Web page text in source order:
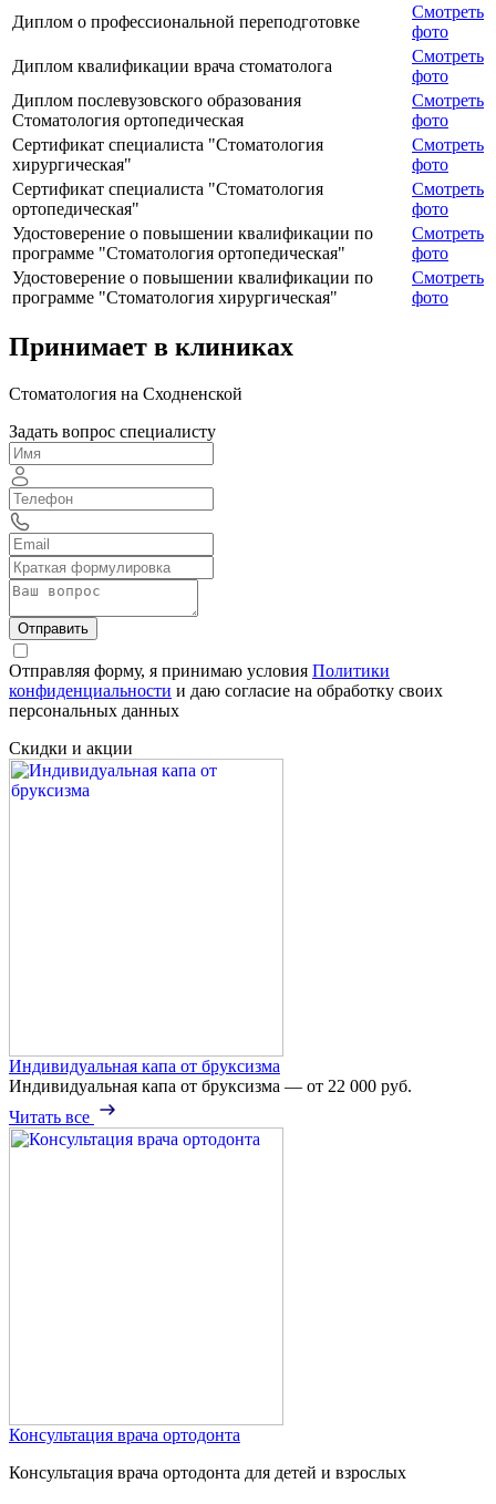
Диплом о профессиональной переподготовке
Смотреть
фото
Диплом квалификации врача стоматолога
Смотреть
фото
Диплом послевузовского образования
Стоматология ортопедическая
Смотреть
фото
Сертификат специалиста "Стоматология
хирургическая"
Смотреть
фото
Сертификат специалиста "Стоматология
ортопедическая"
Смотреть
фото
Удостоверение о повышении квалификации по
программе "Стоматология ортопедическая"
Смотреть
фото
Удостоверение о повышении квалификации по
программе "Стоматология хирургическая"
Смотреть
фото
Принимает в клиниках
Стоматология на Сходненской
Задать вопрос специалисту
Отправить
Отправляя форму, я принимаю условия Политики
конфиденциальности и даю согласие на обработку своих
персональных данных
Скидки и акции
Индивидуальная капа от бруксизма
Индивидуальная капа от бруксизма — от 22 000 руб.
Читать все
Консультация врача ортодонта
Консультация врача ортодонта для детей и взрослых